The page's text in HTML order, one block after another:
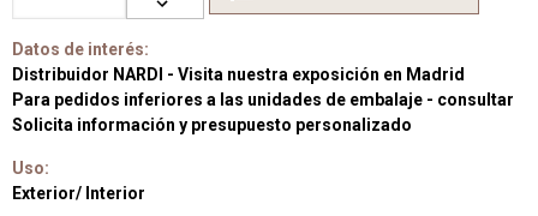
Datos de interés:
Distribuidor NARDI - Visita nuestra exposición en Madrid
Para pedidos inferiores a las unidades de embalaje - consultar
Solicita información y presupuesto personalizado
Uso:
Exterior/ Interior